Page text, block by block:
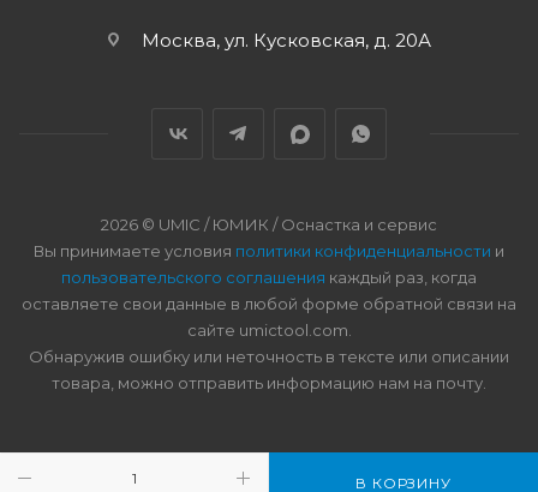
В КОРЗИНУ
Москва, ул. Кусковская, д. 20А
2026 © UMIC / ЮМИК / Оснастка и сервис
Вы принимаете условия политики конфиденциальности и
пользовательского соглашения каждый раз, когда
оставляете свои данные в любой форме обратной связи на
сайте umictool.com.
Обнаружив ошибку или неточность в тексте или описании
товара, можно отправить информацию нам на почту.